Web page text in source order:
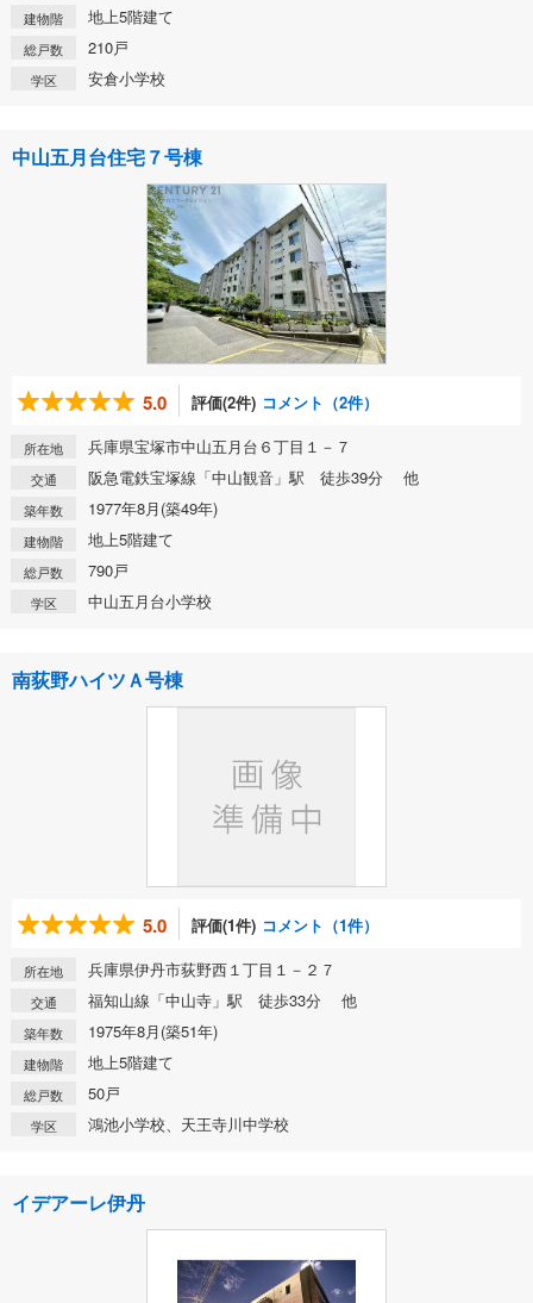
建物階 地上5階建て
総戸数 210戸
学区 安倉小学校
中山五月台住宅７号棟
5.0 評価(2件) コメント（2件）
所在地 兵庫県宝塚市中山五月台６丁目１－７
交通 阪急電鉄宝塚線「中山観音」駅 徒歩39分 他
築年数 1977年8月(築49年)
建物階 地上5階建て
総戸数 790戸
学区 中山五月台小学校
南荻野ハイツＡ号棟
5.0 評価(1件) コメント（1件）
所在地 兵庫県伊丹市荻野西１丁目１－２７
交通 福知山線「中山寺」駅 徒歩33分 他
築年数 1975年8月(築51年)
建物階 地上5階建て
総戸数 50戸
学区 鴻池小学校、天王寺川中学校
イデアーレ伊丹